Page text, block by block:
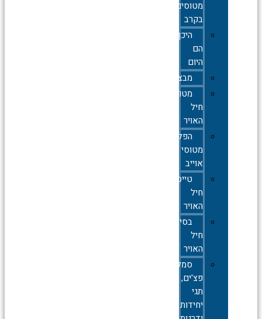
מטוסים
בקרב
היכן
הם
היום
מבצעים
מטוסי
חיל
האויר
הפלות
מטוסי
אוייב
טייסות
חיל
האויר
בסיסי
חיל
האויר
סמלים,סיכות,
פצ'ים,
תגי
יחידות